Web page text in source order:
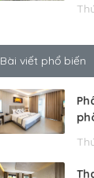
Bài viết phổ biến